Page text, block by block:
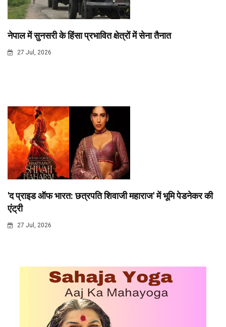
नेपाल में सुनसरी के हिंसा प्रभावित क्षेत्रों में सेना तैनात
27 Jul, 2026
'द प्राइड ऑफ भारत: छत्रपति शिवाजी महाराज' में भूमि पेडनेकर की
एंट्री
27 Jul, 2026